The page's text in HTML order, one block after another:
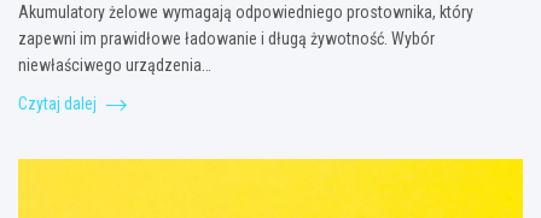
Akumulatory żelowe wymagają odpowiedniego prostownika, który
zapewni im prawidłowe ładowanie i długą żywotność. Wybór
niewłaściwego urządzenia…
Czytaj dalej